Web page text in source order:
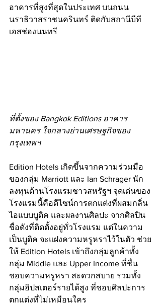
อาคารที่สูงที่สุดในประเทศ บนถนน
นราธิวาสราชนครินทร์ ติดกับสถานีบีที
เอสช่องนนทรี
ที่ตั้งของ Bangkok Editions อาคาร
มหานคร ใจกลางย่านเศรษฐกิจของ
กรุงเทพฯ
Edition Hotels เกิดขึ้นจากความร่วมมือ
ของกลุ่ม Marriott และ Ian Schrager นัก
ลงทุนด้านโรงแรมชาวสหรัฐฯ จุดเด่นของ
โรงแรมนี้คือดีไซน์การตกแต่งที่ผสมกลิ่น
ไอแบบบูติค และผลงานศิลปะ จากศิลปิน
ชื่อดังที่ติดตั้งอยู่ทั่วโรงแรม แต่ในความ
เป็นบูติค จะแฝงความหรูหราไว้ในตัว ช่วย
ให้ Edition Hotels เข้าถึงกลุ่มลูกค้าทั้ง
กลุ่ม Middle และ Upper Income ที่ชื่น
ชอบความหรูหรา สะดวกสบาย รวมทั้ง
กลุ่มฮิปสเตอร์รายได้สูง ที่ชอบศิลปะการ
ตกแต่งที่ไม่เหมือนใคร